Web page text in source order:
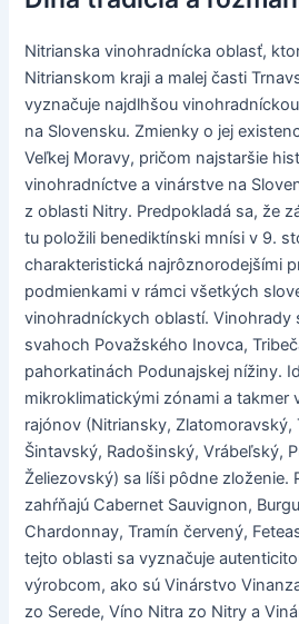
Nitrianska vinohradnícka oblasť,
Nitrianskom kraji a malej časti
vyznačuje najdlhšou
na Slovensku. Zmienky o jej
Veľkej Moravy, pričom najstaršie
vinohradníctve a vinárstve na
z oblasti Nitry. Predpokladá sa, že
tu položili benediktínski mnísi v 9.
charakteristická najrôznorodejšími
podmienkami v rámci všetkých
vinohradníckych oblastí. Vinohrady
svahoch Považského Inovca,
pahorkatinách Podunajskej nížiny.
mikroklimatickými zónami a takmer
rajónov (Nitriansky, Zlatomoravský,
Šintavský, Radošinský, Vrábeľský,
Želiezovský) sa líši pôdne zloženie.
zahŕňajú Cabernet Sauvignon,
Chardonnay, Tramín červený,
tejto oblasti sa vyznačuje
výrobcom, ako sú Vinárstvo
zo Serede, Víno Nitra zo Nitry a